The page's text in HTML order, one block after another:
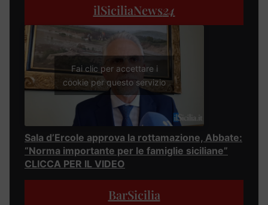
ilSiciliaNews24
Fai clic per accettare i
cookie per questo servizio
Sala d’Ercole approva la rottamazione, Abbate:
“Norma importante per le famiglie siciliane”
CLICCA PER IL VIDEO
BarSicilia